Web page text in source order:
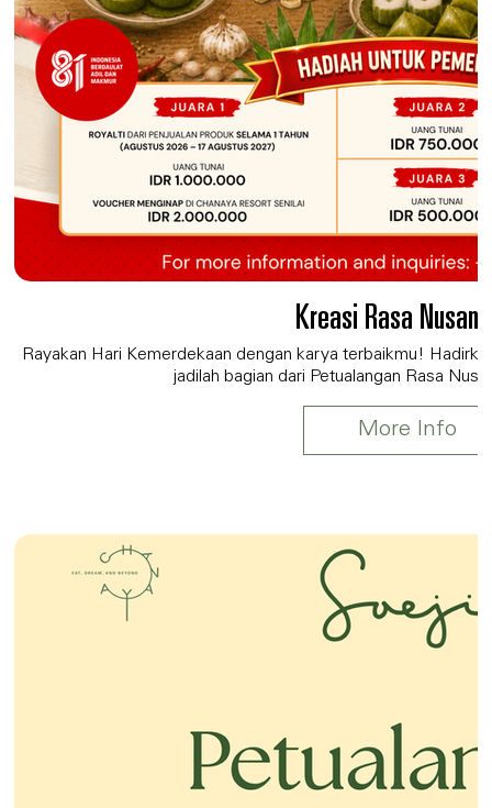
Kreasi Rasa
Rayakan Hari Kemerdekaan dengan karya terbaikmu!
jadilah bagian dari Petualangan Rasa
More Info